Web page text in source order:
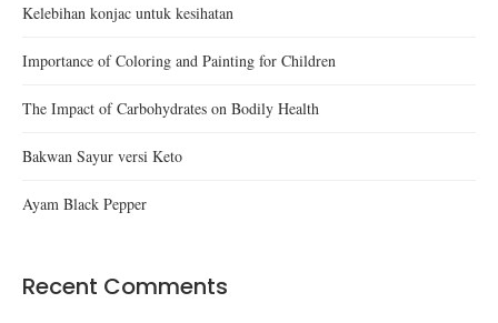
Kelebihan konjac untuk kesihatan
Importance of Coloring and Painting for Children
The Impact of Carbohydrates on Bodily Health
Bakwan Sayur versi Keto
Ayam Black Pepper
Recent Comments